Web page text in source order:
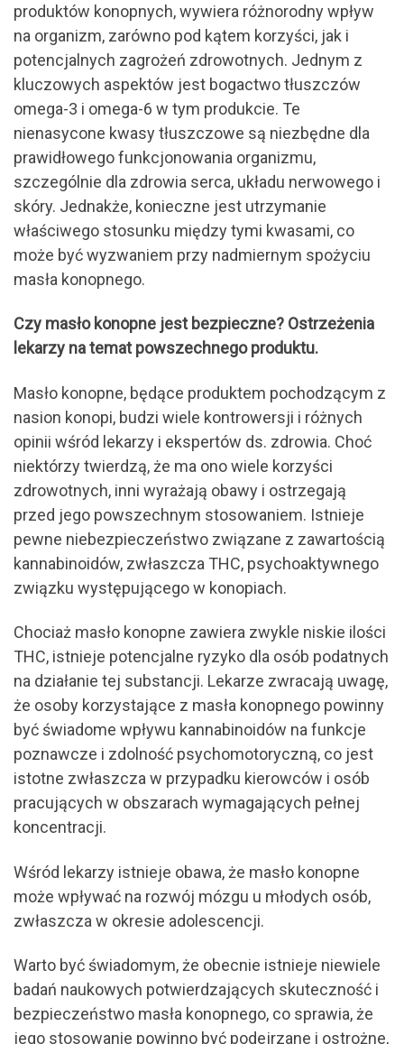
produktów konopnych, wywiera różnorodny wpływ
na organizm, zarówno pod kątem korzyści, jak i
potencjalnych zagrożeń zdrowotnych. Jednym z
kluczowych aspektów jest bogactwo tłuszczów
omega-3 i omega-6 w tym produkcie. Te
nienasycone kwasy tłuszczowe są niezbędne dla
prawidłowego funkcjonowania organizmu,
szczególnie dla zdrowia serca, układu nerwowego i
skóry. Jednakże, konieczne jest utrzymanie
właściwego stosunku między tymi kwasami, co
może być wyzwaniem przy nadmiernym spożyciu
masła konopnego.
Czy masło konopne jest bezpieczne? Ostrzeżenia
lekarzy na temat powszechnego produktu.
Masło konopne, będące produktem pochodzącym z
nasion konopi, budzi wiele kontrowersji i różnych
opinii wśród lekarzy i ekspertów ds. zdrowia. Choć
niektórzy twierdzą, że ma ono wiele korzyści
zdrowotnych, inni wyrażają obawy i ostrzegają
przed jego powszechnym stosowaniem. Istnieje
pewne niebezpieczeństwo związane z zawartością
kannabinoidów, zwłaszcza THC, psychoaktywnego
związku występującego w konopiach.
Chociaż masło konopne zawiera zwykle niskie ilości
THC, istnieje potencjalne ryzyko dla osób podatnych
na działanie tej substancji. Lekarze zwracają uwagę,
że osoby korzystające z masła konopnego powinny
być świadome wpływu kannabinoidów na funkcje
poznawcze i zdolność psychomotoryczną, co jest
istotne zwłaszcza w przypadku kierowców i osób
pracujących w obszarach wymagających pełnej
koncentracji.
Wśród lekarzy istnieje obawa, że masło konopne
może wpływać na rozwój mózgu u młodych osób,
zwłaszcza w okresie adolescencji.
Warto być świadomym, że obecnie istnieje niewiele
badań naukowych potwierdzających skuteczność i
bezpieczeństwo masła konopnego, co sprawia, że
jego stosowanie powinno być podejrzane i ostrożne,